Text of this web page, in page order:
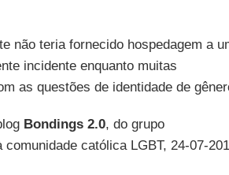
não teria fornecido hospedagem a
incidente enquanto muitas
as questões de identidade de
Bondings 2.0, do grupo
comunidade católica LGBT, 24-07-